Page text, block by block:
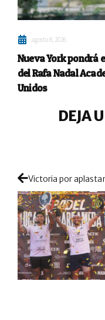
agosto 8, 2026
Nueva York pondrá
del Rafa Nadal
Unidos
DEJA